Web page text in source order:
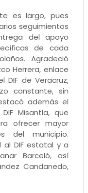
es largo, pues
seguimientos
del apoyo
de cada
Agradeció
Herrera, enlace
de Veracruz,
constante, sin
además el
Misantla, que
ofrecer mayor
del municipio.
al DIF estatal y a
Barceló, así
Candanedo,